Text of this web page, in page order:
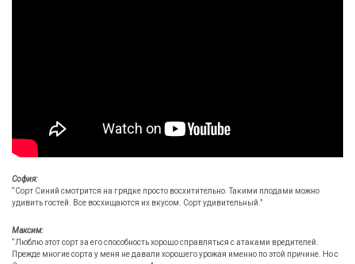
София:
“Сорт Синий смотрится на грядке просто восхитительно. Такими плодами можно
удивить гостей. Все восхищаются их вкусом. Сорт удивительный.”
Максим:
“Люблю этот сорт за его способность хорошо справляться с атаками вредителей.
Прежде многие сорта у меня не давали хорошего урожая именно по этой причине. Но с